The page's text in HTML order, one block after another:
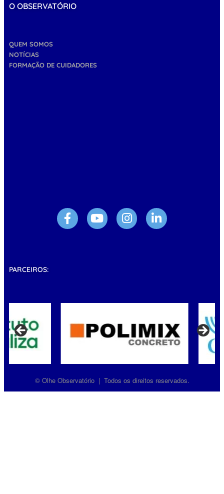
O OBSERVATÓRIO
QUEM SOMOS
NOTÍCIAS
FORMAÇÃO DE CUIDADORES
PARCEIROS:
© Olhe Observatório | Todos os direitos reservados.